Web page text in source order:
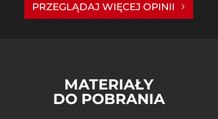
PRZEGLĄDAJ WIĘCEJ OPINII
MATERIAŁY
DO POBRANIA